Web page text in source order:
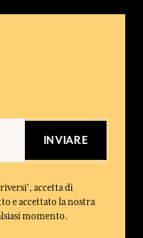
INVIARE
accetta di
e accettato la nostra
momento.